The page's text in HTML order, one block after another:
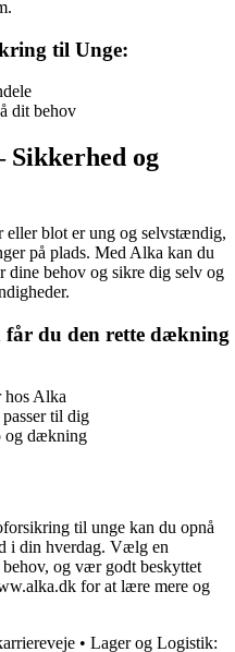
til Unge:
dit behov
og
eller blot er ung og selvstændig,
på plads. Med Alka kan du
dine behov og sikre dig selv og
får du den rette dækning
hos Alka
til dig
og dækning
til unge kan du opnå
i din hverdag. Vælg en
og vær godt beskyttet
for at lære mere og
• Lager og Logistik: